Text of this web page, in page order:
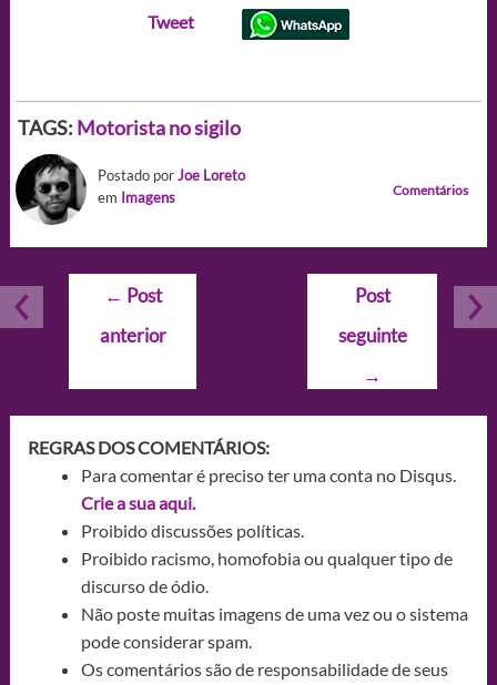
Tweet
TAGS: Motorista no sigilo
Postado porJoe Loreto
em Imagens Comentários
Navegação
Post
← Post
anterior
Post
seguinte
→
REGRAS DOS COMENTÁRIOS:
Para comentar é preciso ter uma conta no Disqus.
Crie a sua aqui.
Proibido discussões políticas.
Proibido racismo, homofobia ou qualquer tipo de
discurso de ódio.
Não poste muitas imagens de uma vez ou o sistema
pode considerar spam.
Os comentários são de responsabilidade de seus